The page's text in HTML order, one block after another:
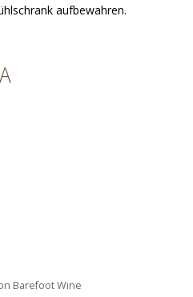
aufbewahren.
Barefoot Wine